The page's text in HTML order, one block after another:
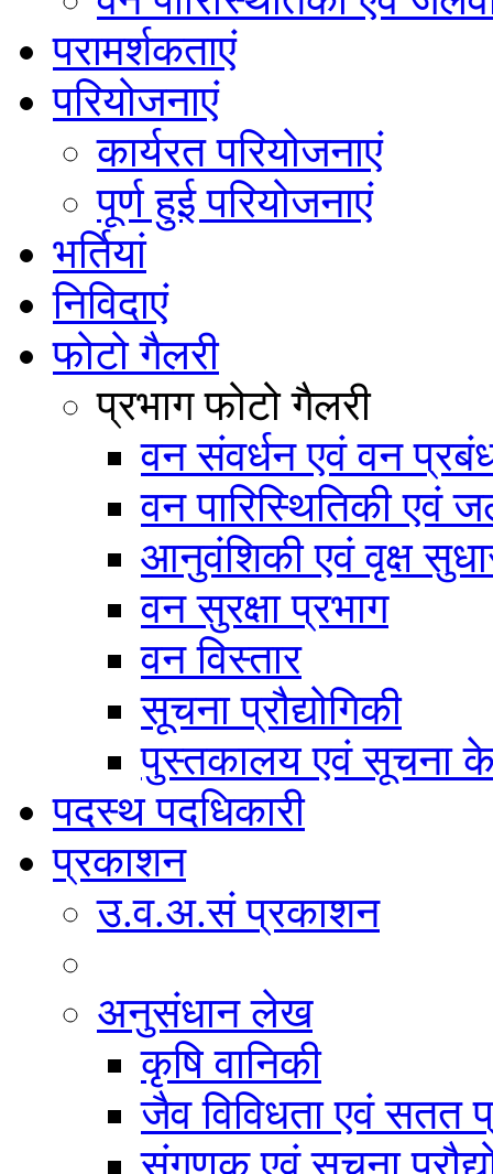
परामर्शकताएं
परियोजनाएं
कार्यरत परियोजनाएं
पूर्ण हुई परियोजनाएं
भर्तियां
निविदाएं
फोटो गैलरी
प्रभाग फोटो गैलरी
वन संवर्धन एवं वन
वन पारिस्थितिकी एवं
आनुवंशिकी एवं वृक्ष
वन सुरक्षा प्रभाग
वन विस्तार
सूचना प्रौद्योगिकी
पुस्तकालय एवं सूचना
पदस्थ पदधिकारी
प्रकाशन
उ.व.अ.सं प्रकाशन
अनुसंधान लेख
कृषि वानिकी
जैव विविधता एवं सतत